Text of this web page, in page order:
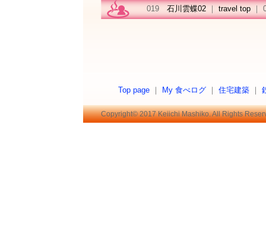
019 石川雲蝶02｜ travel top｜
Top page ｜ My 食べログ ｜ 住宅建築 ｜
Copyright© 2017 Keiichi Mashiko. All Rights